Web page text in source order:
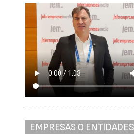
EMPRESAS O ENTIDADES